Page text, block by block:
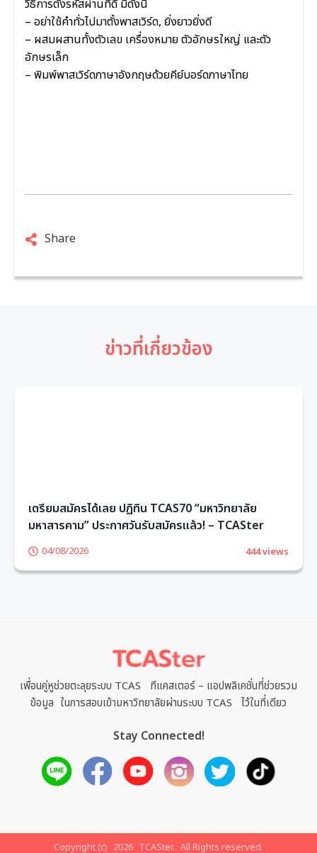
วิธีการตั้งรหัสผ่านที่ดี มีดังนี้
– อย่าใช้คำทั่วไปมาตั้งพาสเวิร์ด, ยิ่งยาวยิ่งดี
– ผสมผสานทั้งตัวเลข เครื่องหมาย ตัวอักษรใหญ่ และตัว
อักษรเล็ก
– พิมพ์พาสเวิร์ดภาษาอังกฤษด้วยคีย์บอร์ดภาษาไทย
Share
ข่าวที่เกี่ยวข้อง
เตรียมสมัครได้เลย ปฏิทิน TCAS70 “มหาวิทยาลัย
มหาสารคาม” ประกาศวันรับสมัครแล้ว! – TCASter
04/08/2026 444 views
เพื่อนคู่หูช่วยตะลุยระบบ TCAS ทีแคสเตอร์ – แอปพลิเคชั่นที่ช่วยรวม
ข้อมูล ในการสอบเข้ามหาวิทยาลัยผ่านระบบ TCAS ไว้ในที่เดียว
Stay Connected!
Copyright (c) 2026 TCASter. All Rights reserved.